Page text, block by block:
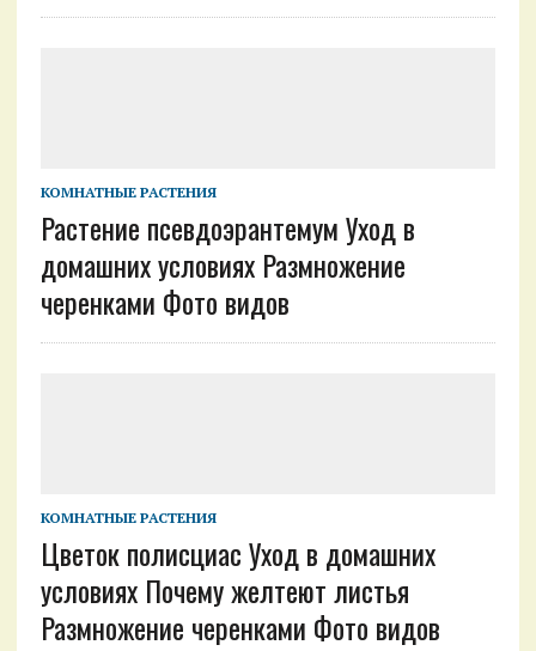
КОМНАТНЫЕ РАСТЕНИЯ
Растение псевдоэрантемум Уход в
домашних условиях Размножение
черенками Фото видов
КОМНАТНЫЕ РАСТЕНИЯ
Цветок полисциас Уход в домашних
условиях Почему желтеют листья
Размножение черенками Фото видов